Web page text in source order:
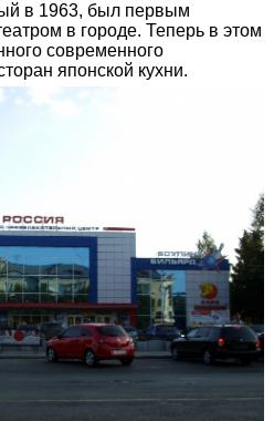
в 1963, был первым
в городе. Теперь в этом
современного
японской кухни.